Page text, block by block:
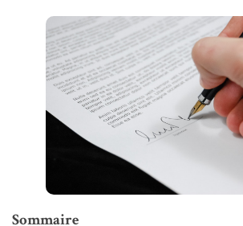
Sommaire